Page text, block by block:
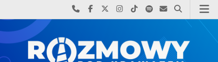
Najlepiej po prostu do nas zadzwoń
Odwiedź nas na Facebook-u
Odwiedź nas na X
Odwiedź nas na Instagram-ie
Odwiedź nas na TikTok-u
Szukaj nas na Spotify
Wyślij do nas
Szukaj